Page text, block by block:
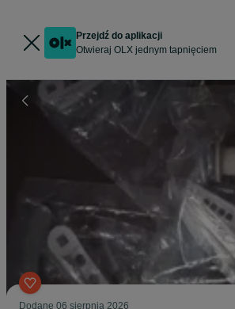
Przejdź do aplikacji
Otwieraj OLX jednym tapnięciem
Dodane 06 sierpnia 2026